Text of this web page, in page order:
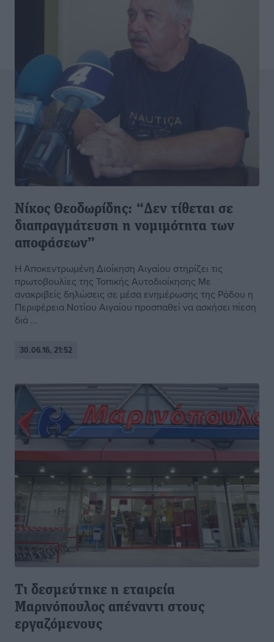
Νίκος Θεοδωρίδης: “Δεν τίθεται σε
διαπραγμάτευση η νομιμότητα των
αποφάσεων”
Η Αποκεντρωμένη Διοίκηση Αιγαίου στηρίζει τις
πρωτοβουλίες της Τοπικής Αυτοδιοίκησης Με
ανακριβείς δηλώσεις σε μέσα ενημέρωσης της Ρόδου η
Περιφέρεια Νοτίου Αιγαίου προσπαθεί να ασκήσει πίεση
διά ...
30.06.16, 21:52
Τι δεσμεύτηκε η εταιρεία
Μαρινόπουλος απέναντι στους
εργαζόμενους